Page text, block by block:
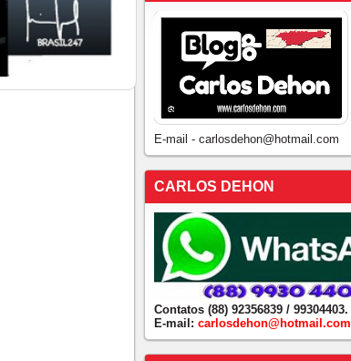
E-mail - carlosdehon@hotmail.com
CARLOS DEHON
Contatos (88) 92356839 / 99304403.
E-mail: carlosdehon@hotmail.com